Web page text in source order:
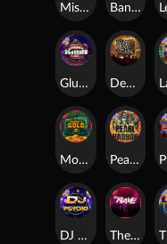
Dead Men Walking
Bangkok Hilton
Monkey's Gold xPays
Gluttony
DJ Psycho
Pearl Harbor
Misery Mining
The Rave